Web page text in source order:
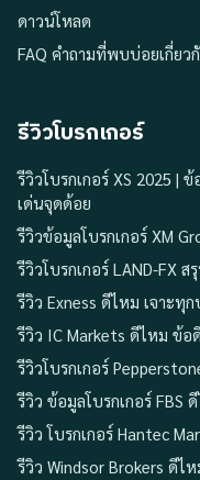
ดาวน์โหลด
FAQ คำถามที่พบบ่อยเกี่ยว
รีวิวโบรกเกอร์
รีวิวโบรกเกอร์ XS 2025
เด่นจุดด้อย
รีวิวข้อมูลโบรกเกอร์ XM
รีวิวโบรกเกอร์ LAND-FX ส
รีวิว Exness ดีไหม เจาะทุ
รีวิว IC Markets ดีไหม ข้อ
รีวิวโบรกเกอร์
รีวิว ข้อมูลโบรกเกอร์ FBS
รีวิว โบรกเกอร์ Hantec
รีวิว Windsor Brokers ดีไ